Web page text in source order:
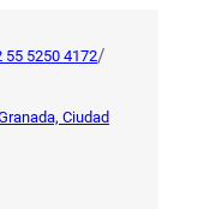
55 5250 4172/
Ciudad